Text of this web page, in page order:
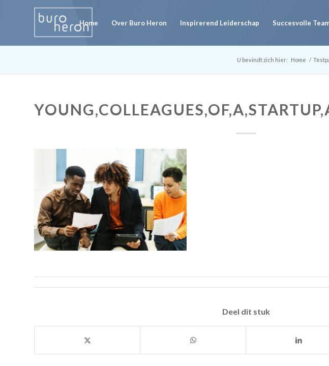
Home Over Buro Heron Inspirerend Leiderschap Succesvolle
U bevindt zich hier: Home /
Deel dit stuk